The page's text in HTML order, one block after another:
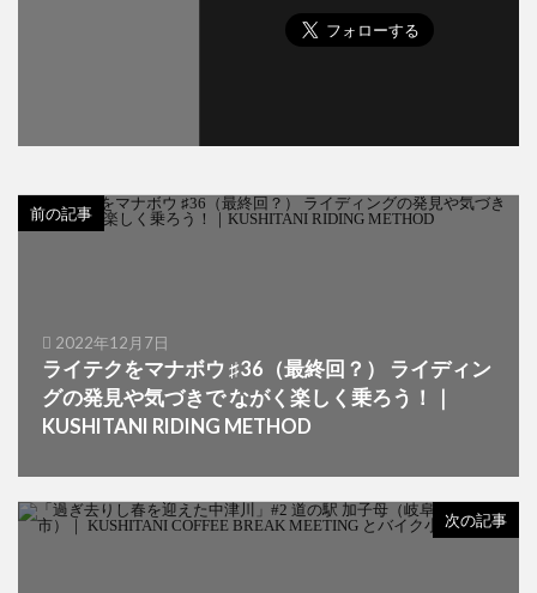
前の記事
2022年12月7日
ライテクをマナボウ ♯36（最終回？） ライディン
グの発見や気づきで ながく楽しく乗ろう！｜
KUSHITANI RIDING METHOD
次の記事